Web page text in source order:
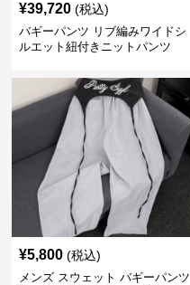
¥39,720 (税込)
バギーパンツ リブ編みワイドシ
ルエット紐付きニットパンツ
¥5,800 (税込)
メンズ スウェット バギーパンツ